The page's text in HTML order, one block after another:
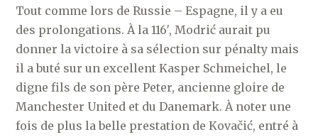
Tout comme lors de Russie – Espagne, il y a eu
des prolongations. À la 116′, Modrić aurait pu
donner la victoire à sa sélection sur pénalty mais
il a buté sur un excellent Kasper Schmeichel, le
digne fils de son père Peter, ancienne gloire de
Manchester United et du Danemark. À noter une
fois de plus la belle prestation de Kovačić, entré à